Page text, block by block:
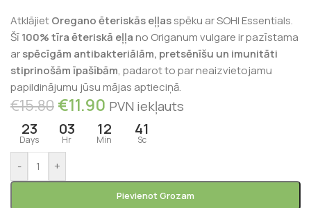
AtklājietOregano ēteriskās eļļasspēku ar SOHI Essentials.
Šī100% tīra ēteriskā eļļano Origanum vulgare ir pazīstama
arspēcīgām antibakteriālām, pretsēnīšu un imunitāti
stiprinošām īpašībām, padarot to par neaizvietojamu
papildinājumu jūsu mājas aptieciņā.
€15.80 €11.90 PVN iekļauts
23
Days
03
Hr
12
Min
41
Sc
- +
Pievienot Grozam